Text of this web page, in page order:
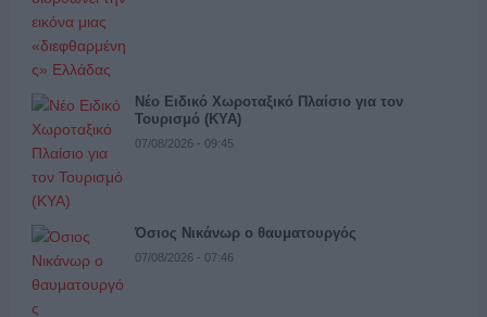
Νέο Ειδικό Χωροταξικό Πλαίσιο για τον
Τουρισμό (ΚΥΑ)
07/08/2026 - 09:45
Όσιος Νικάνωρ ο θαυματουργός
07/08/2026 - 07:46